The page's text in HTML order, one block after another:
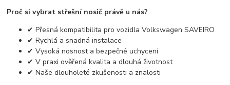
Proč si vybrat střešní nosič právě u nás?
✔ Přesná kompatibilita pro vozidla Volkswagen SAVEIRO
✔ Rychlá a snadná instalace
✔ Vysoká nosnost a bezpečné uchycení
✔ V praxi ověřená kvalita a dlouhá životnost
✔ Naše dlouholeté zkušenosti a znalosti